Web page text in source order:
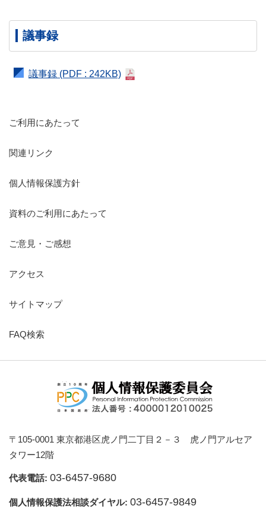
議事録
議事録 (PDF : 242KB)
ご利用にあたって
関連リンク
個人情報保護方針
資料のご利用にあたって
ご意見・ご感想
アクセス
サイトマップ
FAQ検索
〒105-0001 東京都港区虎ノ門二丁目２－３ 虎ノ門アルセア
タワー12階
代表電話: 03-6457-9680
個人情報保護法相談ダイヤル: 03-6457-9849